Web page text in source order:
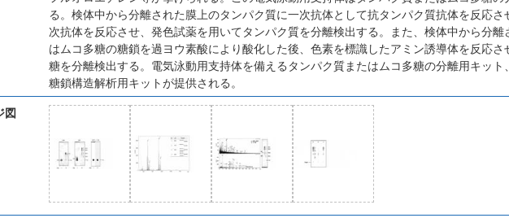
る。検体中から分離された膜上のタンパク質に一次抗体として抗タンパク質抗体を反応さ
次抗体を反応させ、発色試薬を用いてタンパク質を分離検出する。また、検体中から分離
はムコ多糖の糖鎖を過ヨウ素酸により酸化した後、色素を標識したアミン誘導体を反応
糖を分離検出する。電気泳動用支持体を備えるタンパク質またはムコ多糖の分離用キッ
糖鎖構造解析用キットが提供される。
図